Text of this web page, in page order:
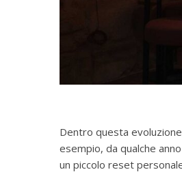
Dentro questa
esempio, da qualche
un piccolo reset